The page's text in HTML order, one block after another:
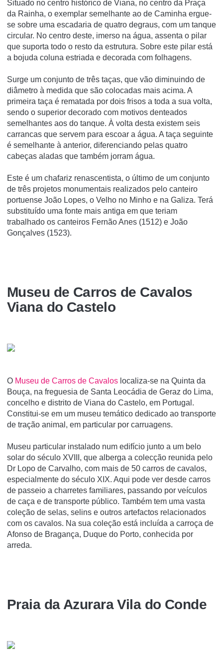
Situado no centro histórico de Viana, no centro da Praça
da Rainha, o exemplar semelhante ao de Caminha ergue-
se sobre uma escadaria de quatro degraus, com um tanque
circular. No centro deste, imerso na água, assenta o pilar
que suporta todo o resto da estrutura. Sobre este pilar está
a bojuda coluna estriada e decorada com folhagens.
Surge um conjunto de três taças, que vão diminuindo de
diâmetro à medida que são colocadas mais acima. A
primeira taça é rematada por dois frisos a toda a sua volta,
sendo o superior decorado com motivos denteados
semelhantes aos do tanque. À volta desta existem seis
carrancas que servem para escoar a água. A taça seguinte
é semelhante à anterior, diferenciando pelas quatro
cabeças aladas que também jorram água.
Este é um chafariz renascentista, o último de um conjunto
de três projetos monumentais realizados pelo canteiro
portuense João Lopes, o Velho no Minho e na Galiza. Terá
substituí­do uma fonte mais antiga em que teriam
trabalhado os canteiros Fernão Anes (1512) e João
Gonçalves (1523).
Museu de Carros de Cavalos
Viana do Castelo
O Museu de Carros de Cavalos localiza-se na Quinta da
Bouça, na freguesia de Santa Leocádia de Geraz do Lima,
concelho e distrito de Viana do Castelo, em Portugal.
Constitui-se em um museu temático dedicado ao transporte
de tração animal, em particular por carruagens.
Museu particular instalado num edifício junto a um belo
solar do século XVIII, que alberga a colecção reunida pelo
Dr Lopo de Carvalho, com mais de 50 carros de cavalos,
especialmente do século XIX. Aqui pode ver desde carros
de passeio a charretes familiares, passando por veículos
de caça e de transporte público. Também tem uma vasta
coleção de selas, selins e outros artefactos relacionados
com os cavalos. Na sua coleção está incluída a carroça de
Afonso de Bragança, Duque do Porto, conhecida por
arreda.
Praia da Azurara Vila do Conde